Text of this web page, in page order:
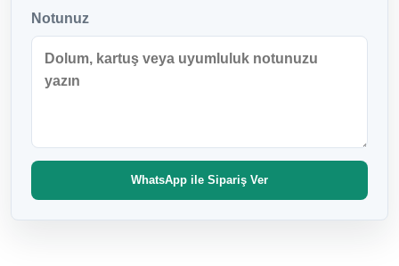
Notunuz
WhatsApp ile Sipariş Ver